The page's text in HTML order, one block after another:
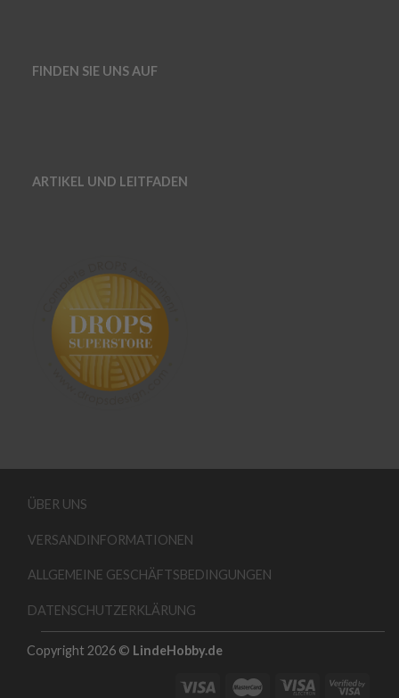
FINDEN SIE UNS AUF
ARTIKEL UND LEITFADEN
ÜBER UNS
VERSANDINFORMATIONEN
ALLGEMEINE GESCHÄFTSBEDINGUNGEN
DATENSCHUTZERKLÄRUNG
Copyright 2026 © LindeHobby.de